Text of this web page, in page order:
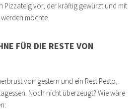
Pizzateig vor, der kräftig gewürzt und mit
möchte.
FÜR DIE RESTE VON
von gestern und ein Rest Pesto,
Noch nicht überzeugt? Wie wäre